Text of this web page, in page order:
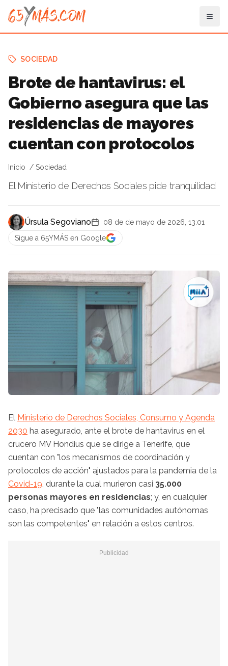
SOCIEDAD
Brote de hantavirus: el
Gobierno asegura que las
residencias de mayores
cuentan con protocolos
Inicio Sociedad
El Ministerio de Derechos Sociales pide tranquilidad
Úrsula Segoviano
08 de de mayo de 2026, 13:01
Sigue a 65YMÁS en Google
El Ministerio de Derechos Sociales, Consumo y Agenda
2030 ha asegurado, ante el brote de hantavirus en el
crucero MV Hondius que se dirige a Tenerife, que
cuentan con "los mecanismos de coordinación y
protocolos de acción" ajustados para la pandemia de la
Covid-19, durante la cual murieron casi 35.000
personas mayores en residencias; y, en cualquier
caso, ha precisado que "las comunidades autónomas
son las competentes" en relación a estos centros.